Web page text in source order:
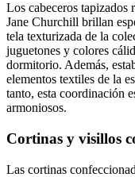
Los cabeceros tapizados
Jane Churchill brillan
tela texturizada de la
juguetones y colores
dormitorio. Además,
elementos textiles de la
tanto, esta coordinación
armoniosos.
Cortinas y visillos
Las cortinas